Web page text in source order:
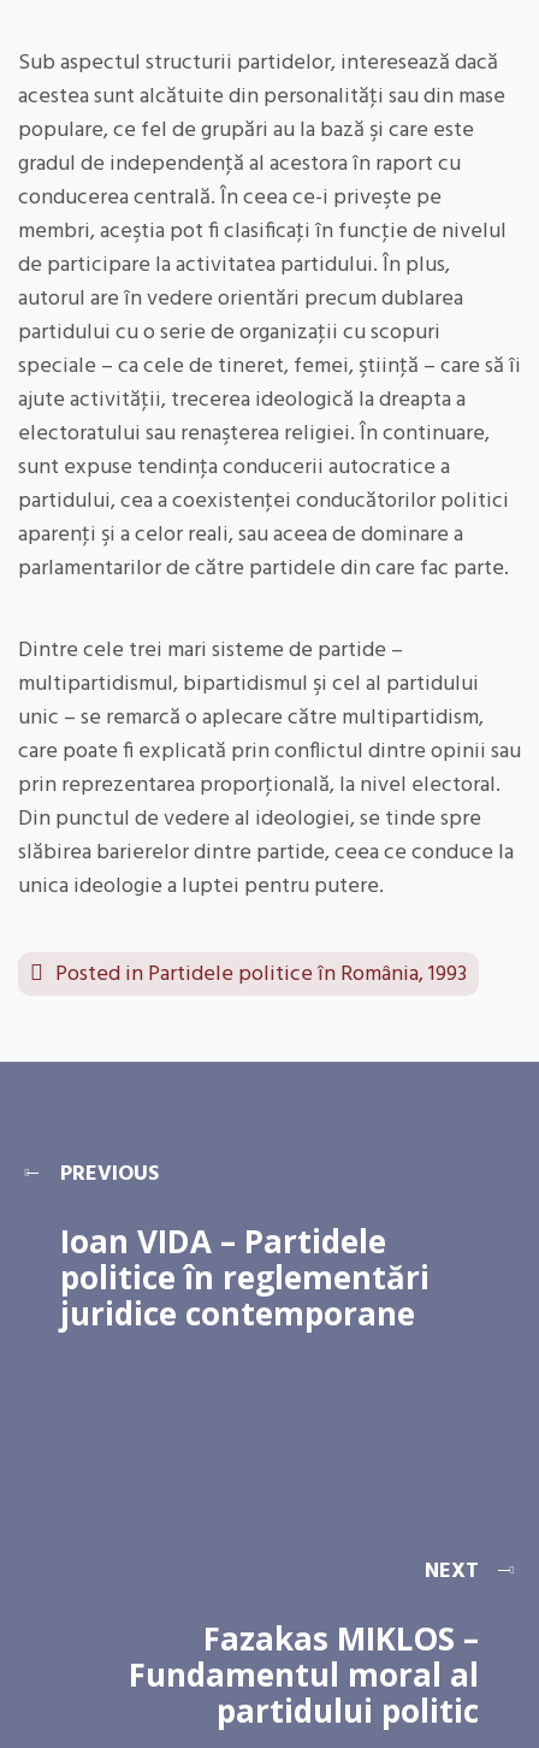
Sub aspectul structurii partidelor, interesează dacă
acestea sunt alcătuite din personalităţi sau din mase
populare, ce fel de grupări au la bază şi care este
gradul de independenţă al acestora în raport cu
conducerea centrală. În ceea ce-i priveşte pe
membri, aceştia pot fi clasificaţi în funcţie de nivelul
de participare la activitatea partidului. În plus,
autorul are în vedere orientări precum dublarea
partidului cu o serie de organizaţii cu scopuri
speciale – ca cele de tineret, femei, ştiinţă – care să îi
ajute activităţii, trecerea ideologică la dreapta a
electoratului sau renaşterea religiei. În continuare,
sunt expuse tendinţa conducerii autocratice a
partidului, cea a coexistenţei conducătorilor politici
aparenţi şi a celor reali, sau aceea de dominare a
parlamentarilor de către partidele din care fac parte.
Dintre cele trei mari sisteme de partide –
multipartidismul, bipartidismul şi cel al partidului
unic – se remarcă o aplecare către multipartidism,
care poate fi explicată prin conflictul dintre opinii sau
prin reprezentarea proporţională, la nivel electoral.
Din punctul de vedere al ideologiei, se tinde spre
slăbirea barierelor dintre partide, ceea ce conduce la
unica ideologie a luptei pentru putere.
Posted inPartidele politice în România, 1993
PREVIOUS
Ioan VIDA – Partidele
politice în reglementări
juridice contemporane
NEXT
Fazakas MIKLOS –
Fundamentul moral al
partidului politic